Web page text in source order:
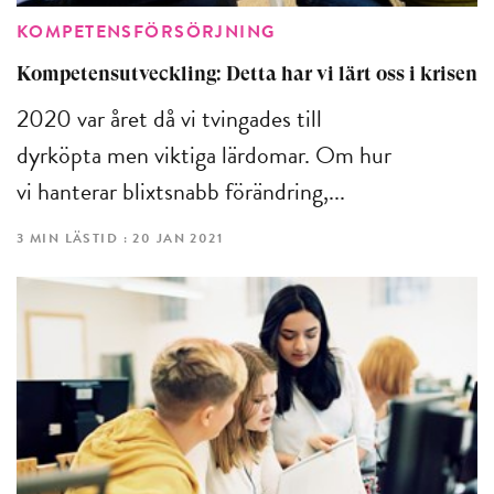
KOMPETENSFÖRSÖRJNING
Kompetensutveckling: Detta har vi lärt oss i krisen
2020 var året då vi tvingades till
dyrköpta men viktiga lärdomar. Om hur
vi hanterar blixtsnabb förändring,...
3 MIN LÄSTID : 20 JAN 2021